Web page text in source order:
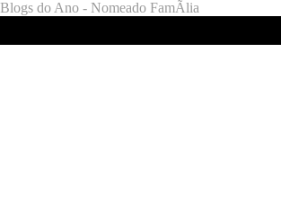
Blogs do Ano - Nomeado FamÃ­lia